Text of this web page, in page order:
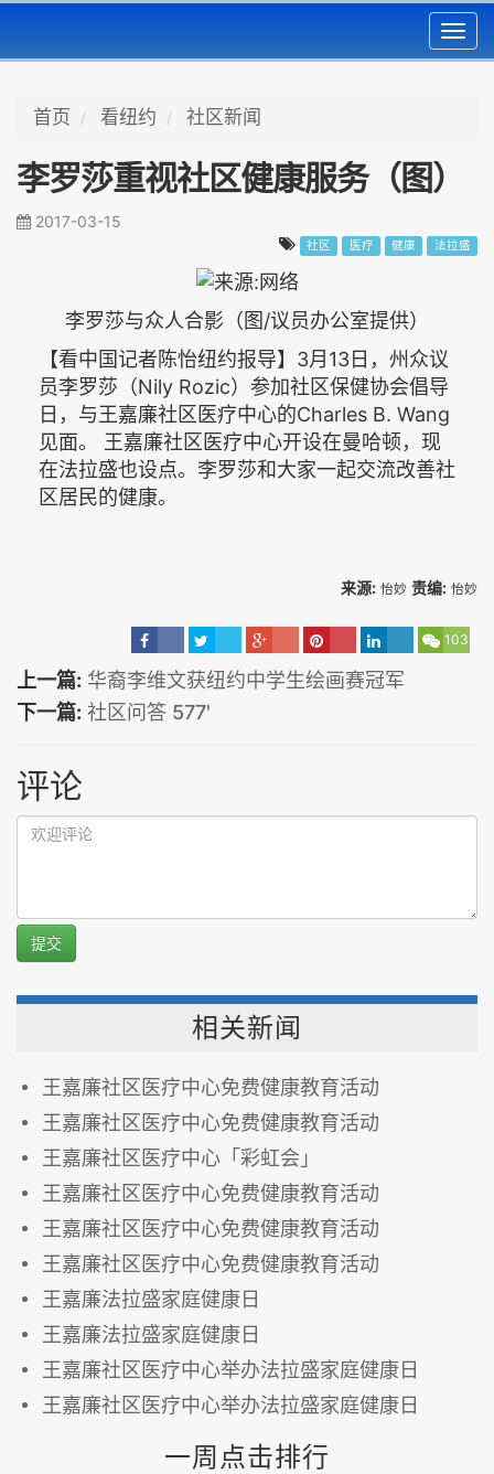
首页 看纽约 社区新闻
李罗莎重视社区健康服务（图）
2017-03-15
社区 医疗 健康 法拉盛
李罗莎与众人合影（图/议员办公室提供）
【看中国记者陈怡纽约报导】3月13日，州众议
员李罗莎（Nily Rozic）参加社区保健协会倡导
日，与王嘉廉社区医疗中心的Charles B. Wang
见面。 王嘉廉社区医疗中心开设在曼哈顿，现
在法拉盛也设点。李罗莎和大家一起交流改善社
区居民的健康。
来源: 怡妙 责编: 怡妙
103
上一篇: 华裔李维文获纽约中学生绘画赛冠军
下一篇: 社区问答 577'
评论
提交
相关新闻
王嘉廉社区医疗中心免费健康教育活动
王嘉廉社区医疗中心免费健康教育活动
王嘉廉社区医疗中心「彩虹会」
王嘉廉社区医疗中心免费健康教育活动
王嘉廉社区医疗中心免费健康教育活动
王嘉廉社区医疗中心免费健康教育活动
王嘉廉法拉盛家庭健康日
王嘉廉法拉盛家庭健康日
王嘉廉社区医疗中心举办法拉盛家庭健康日
王嘉廉社区医疗中心举办法拉盛家庭健康日
一周点击排行